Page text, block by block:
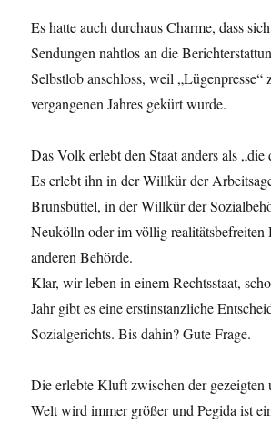
Es hatte auch durchaus Charme, dass
Sendungen nahtlos an die
Selbstlob anschloss, weil „Lügenpresse“
vergangenen Jahres gekürt wurde.
Das Volk erlebt den Staat anders als „die
Es erlebt ihn in der Willkür der
Brunsbüttel, in der Willkür der
Neukölln oder im völlig realitätsbefreiten
anderen Behörde.
Klar, wir leben in einem Rechtsstaat,
Jahr gibt es eine erstinstanzliche
Sozialgerichts. Bis dahin? Gute Frage.
Die erlebte Kluft zwischen der gezeigten
Welt wird immer größer und Pegida ist